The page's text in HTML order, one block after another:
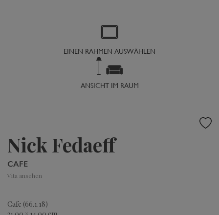
EINEN RAHMEN AUSWÄHLEN
ANSICHT IM RAUM
Nick Fedaeff
CAFE
Vita ansehen
Cafe (66.1.18)